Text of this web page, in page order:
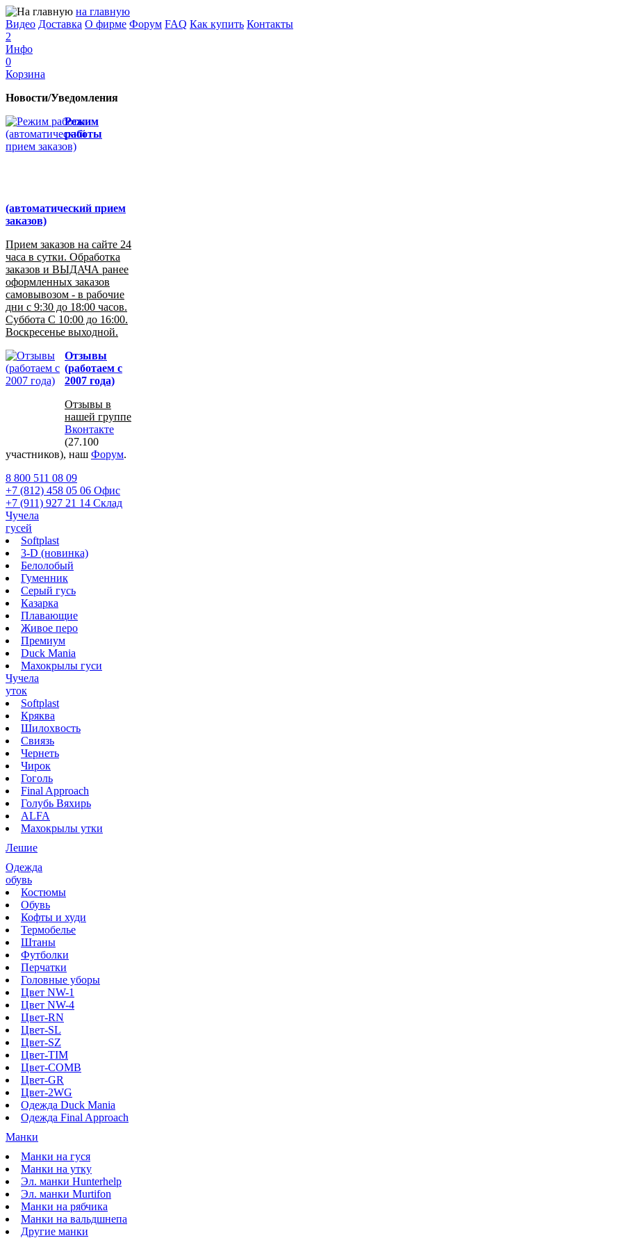
на главную
Видео Доставка О фирме Форум FAQ Как купить Контакты
2
Инфо
0
Корзина
Новости/Уведомления
Режим
работы
(автоматический прием
заказов)
Прием заказов на сайте 24
часа в сутки. Обработка
заказов и ВЫДАЧА ранее
оформленных заказов
самовывозом - в рабочие
дни с 9:30 до 18:00 часов.
Суббота С 10:00 до 16:00.
Воскресенье выходной.
Отзывы
(работаем с
2007 года)
Отзывы в
нашей группе
Вконтакте
(27.100
участников), наш Форум.
8 800 511 08 09
+7 (812) 458 05 06 Офис
+7 (911) 927 21 14 Склад
Чучела
гусей
Softplast
3-D (новинка)
Белолобый
Гуменник
Серый гусь
Казарка
Плавающие
Живое перо
Премиум
Duck Mania
Махокрылы гуси
Чучела
уток
Softplast
Кряква
Шилохвость
Свиязь
Чернеть
Чирок
Гоголь
Final Approach
Голубь Вяхирь
ALFA
Махокрылы утки
Лешие
Одежда
обувь
Костюмы
Обувь
Кофты и худи
Термобелье
Штаны
Футболки
Перчатки
Головные уборы
Цвет NW-1
Цвет NW-4
Цвет-RN
Цвет-SL
Цвет-SZ
Цвет-TIM
Цвет-COMB
Цвет-GR
Цвет-2WG
Одежда Duck Mania
Одежда Final Approach
Манки
Манки на гуся
Манки на утку
Эл. манки Hunterhelp
Эл. манки Murtifon
Манки на рябчика
Манки на вальдшнепа
Другие манки